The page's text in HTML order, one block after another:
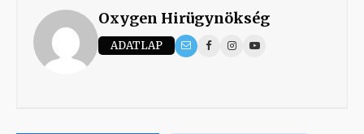
Oxygen Hirügynökség
ADATLAP